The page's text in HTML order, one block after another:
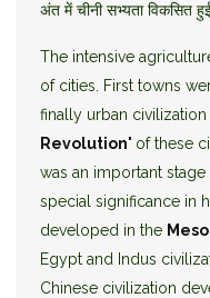
अंत में चीनी सभ्यता विकसित
The intensive
of cities. First towns
finally urban civilization
Revolution' of these
was an important
special significance in
developed in the
Egypt and Indus
Chinese civilization